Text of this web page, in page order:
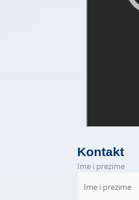
Kontakt
Ime i prezime